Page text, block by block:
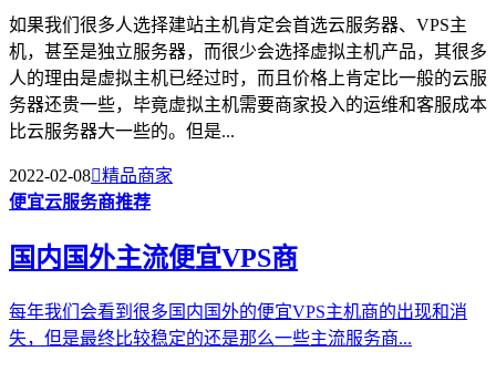
如果我们很多人选择建站主机肯定会首选云服务器、VPS主
机，甚至是独立服务器，而很少会选择虚拟主机产品，其很多
人的理由是虚拟主机已经过时，而且价格上肯定比一般的云服
务器还贵一些，毕竟虚拟主机需要商家投入的运维和客服成本
比云服务器大一些的。但是...
2022-02-08精品商家
便宜云服务商推荐
国内国外主流便宜VPS商
每年我们会看到很多国内国外的便宜VPS主机商的出现和消
失，但是最终比较稳定的还是那么一些主流服务商...